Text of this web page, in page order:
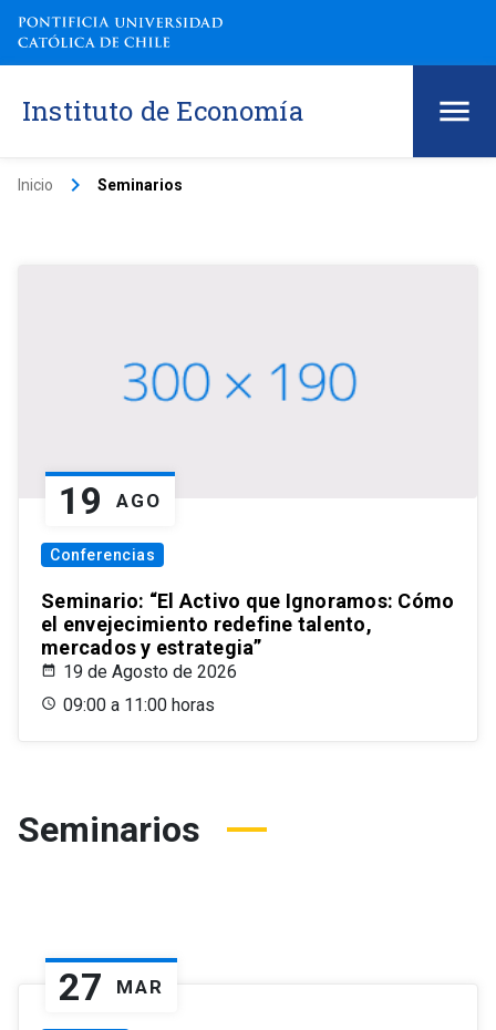
Instituto de Economía
Inicio keyboard_arrow_right Seminarios
19 AGO
Conferencias
Seminario: “El Activo que Ignoramos: Cómo
el envejecimiento redefine talento,
mercados y estrategia”
19 de Agosto de 2026
09:00 a 11:00 horas
Seminarios
27 MAR